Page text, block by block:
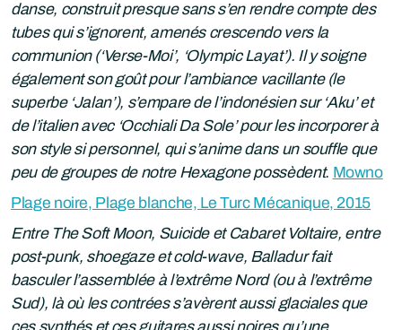
danse, construit presque sans s’en rendre compte des
tubes qui s’ignorent, amenés crescendo vers la
communion (‘Verse-Moi’, ‘Olympic Layat’). Il y soigne
également son goût pour l’ambiance vacillante (le
superbe ‘Jalan’), s’empare de l’indonésien sur ‘Aku’ et
de l’italien avec ‘Occhiali Da Sole’ pour les incorporer à
son style si personnel, qui s’anime dans un souffle que
peu de groupes de notre Hexagone possèdent. Mowno
Plage noire, Plage blanche, Le Turc Mécanique, 2015
Entre The Soft Moon, Suicide et Cabaret Voltaire, entre
post-punk, shoegaze et cold-wave, Balladur fait
basculer l’assemblée à l’extrême Nord (ou à l’extrême
Sud), là où les contrées s’avèrent aussi glaciales que